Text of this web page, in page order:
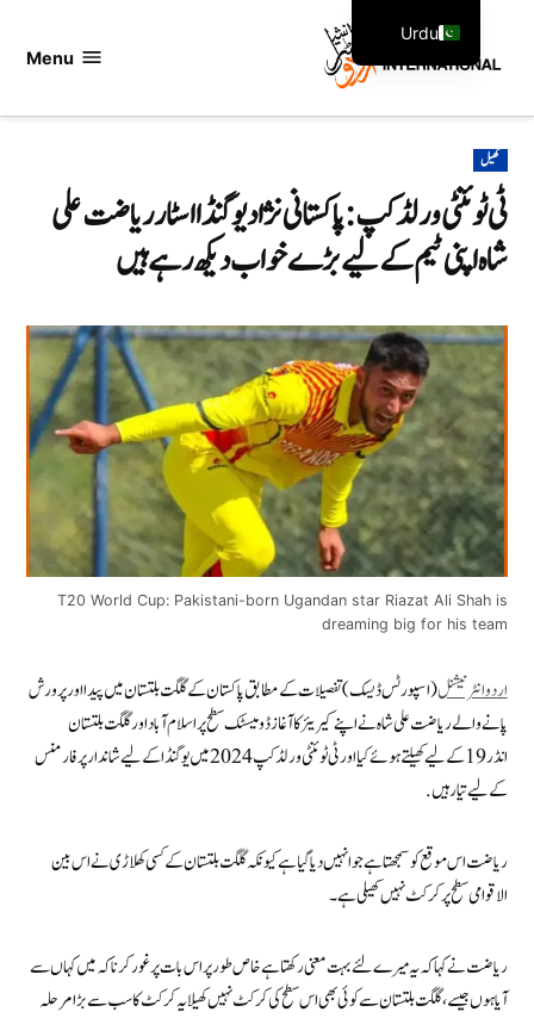
Menu
POSTED
IN
کھیل
ٹی ٹوئنٹی ورلڈ کپ: پاکستانی نژاد یوگنڈا اسٹار ریاضت علی
شاہ اپنی ٹیم کے لیے بڑے خواب دیکھ رہے ہیں
T20 World Cup: Pakistani-born Ugandan star Riazat Ali Shah is
dreaming big for his team
اردو انٹرنیشنل(اسپورٹس ڈیسک) تفصیلات کے مطابق پاکستان کے گلگت بلتستان میں پیدا اور پرورش
پانے والے ریاضت علی شاہ نے اپنے کیریئر کا آغاز ڈومیسٹک سطح پر اسلام آباد اور گلگت بلتستان
انڈر 19 کے لیے کھیلتے ہوئے کیا اور ٹی ٹوئنٹی ورلڈ کپ 2024 میں یوگنڈا کے لیے شاندار پرفارمنس
کے لیے تیار ہیں.
ریاضت اس موقع کو سمجھتا ہے جو انہیں دیا گیا ہے کیونکہ گلگت بلتستان کے کسی کھلاڑی نے اس بین
الاقوامی سطح پر کرکٹ نہیں کھیلی ہے۔
ریاضت نے کہا کہ یہ میرے لئے بہت معنی رکھتا ہے خاص طور پر اس بات پر غور کرنا کہ میں کہاں سے
آیا ہوں جیسے، گلگت بلتستان سے کوئی بھی اس سطح کی کرکٹ نہیں کھیلا یہ کرکٹ کا سب سے بڑا مرحلہ
Urdu
English